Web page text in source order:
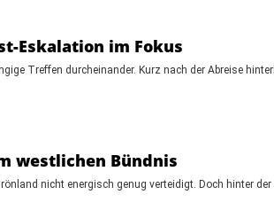
Eskalation im Fokus
Treffen durcheinander. Kurz nach der Abreise
westlichen Bündnis
nicht energisch genug verteidigt. Doch hinter